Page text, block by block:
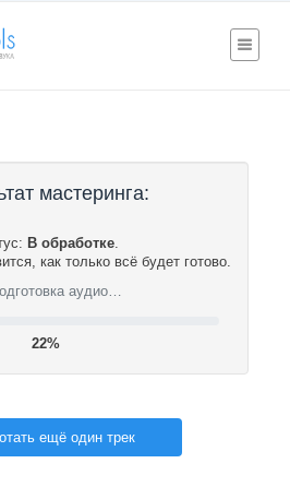
мастеринга:
В обработке.
как только всё будет готово.
аудио…
22%
ещё один трек